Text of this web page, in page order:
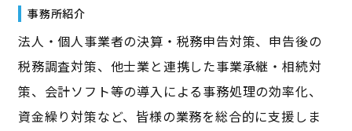
事務所紹介
法人・個人事業者の決算・税務申告対策、申告後の
税務調査対策、他士業と連携した事業承継・相続対
策、会計ソフト等の導入による事務処理の効率化、
資金繰り対策など、皆様の業務を総合的に支援しま